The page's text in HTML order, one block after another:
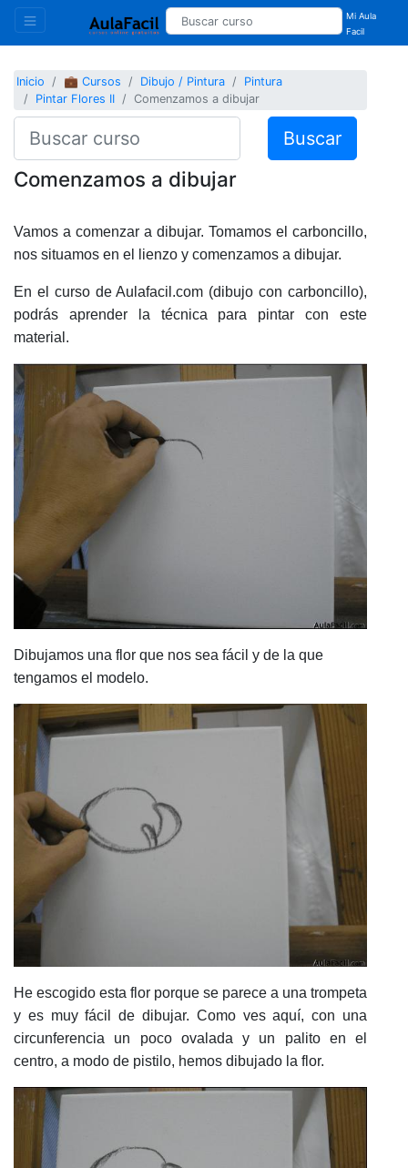
Mi Aula
Facil
Inicio 💼 Cursos Dibujo / Pintura
Pintura
Pintar Flores II
Comenzamos a dibujar
Buscar
Comenzamos a dibujar
Vamos a comenzar a dibujar. Tomamos el carboncillo,
nos situamos en el lienzo y comenzamos a dibujar.
En el curso de Aulafacil.com (dibujo con carboncillo),
podrás aprender la técnica para pintar con este
material.
Dibujamos una flor que nos sea fácil y de la que
tengamos el modelo.
He escogido esta flor porque se parece a una trompeta
y es muy fácil de dibujar. Como ves aquí, con una
circunferencia un poco ovalada y un palito en el
centro, a modo de pistilo, hemos dibujado la flor.